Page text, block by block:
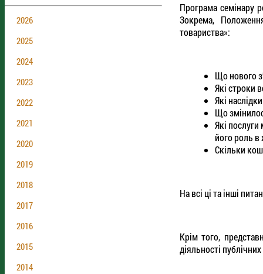
2026
2025
2024
2023
2022
2021
2020
2019
2018
2017
2016
2015
2014
Програма семінару
Зокрема,
товариства»:
Що нового
Які строки
Які
Що
Які
його роль в
Скільки
На всі ці та інші
Крім того,
діяльності